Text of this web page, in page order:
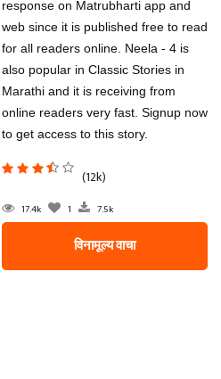
response on Matrubharti app and
web since it is published free to read
for all readers online. Neela - 4 is
also popular in Classic Stories in
Marathi and it is receiving from
online readers very fast. Signup now
to get access to this story.
(12k)
17.4k 1 7.5k
विनामूल्य वाचा